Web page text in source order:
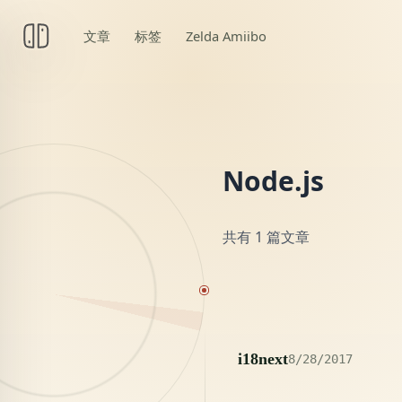
文章 标签 Zelda Amiibo
Node.js
共有 1 篇文章
i18next8/28/2017